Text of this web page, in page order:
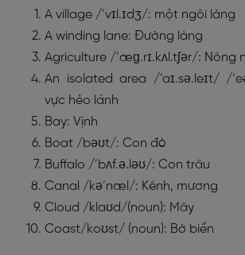
A village /’vɪl.ɪdʒ/: một ngôi làng
A winding lane: Đường làng
Agriculture /’æɡ.rɪ.kʌl.tʃər/: Nông
An isolated area /’aɪ.sə.leɪt/ /
vực hẻo lánh
Bay: Vịnh
Boat /bəʊt/: Con đò
Buffalo /’bʌf.ə.ləʊ/: Con trâu
Canal /kə’næl/: Kênh, mương
Cloud /klaʊd/(noun): Mây
Coast/koʊst/ (noun): Bờ biển